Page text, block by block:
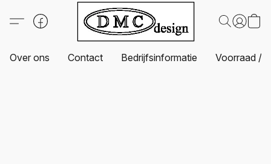
Over ons Contact Bedrijfsinformatie Voorraad /